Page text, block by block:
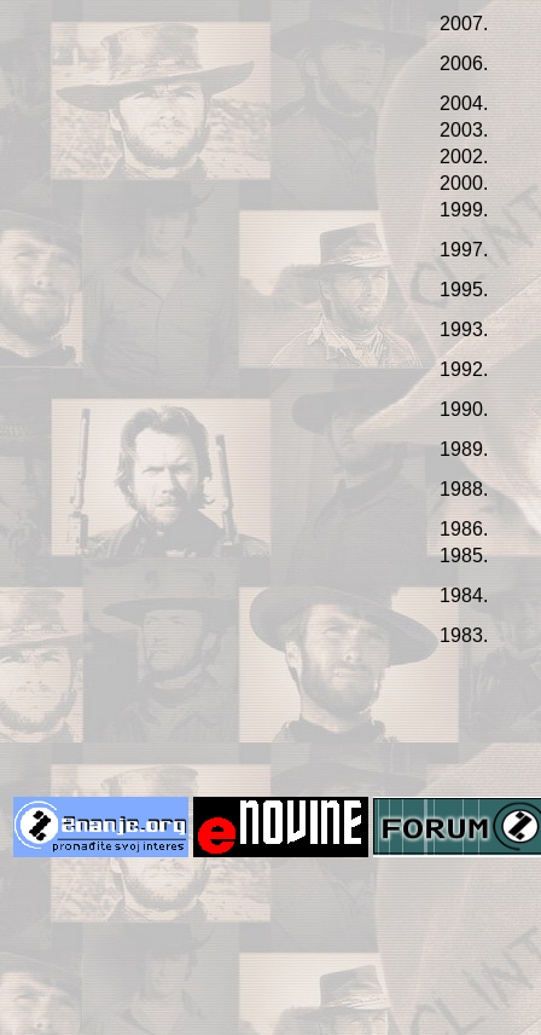
2007.
2006.
2004.
2003.
2002.
2000.
1999.
1997.
1995.
1993.
1992.
1990.
1989.
1988.
1986.
1985.
1984.
1983.